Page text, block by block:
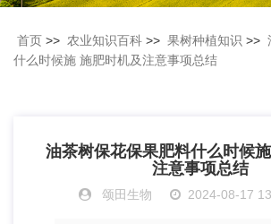
首页 >> 农业知识百科 >> 果树种植知识 >>
什么时候施 施肥时机及注意事项总结
油茶树保花保果肥料什么时候
注意事项总结
颂田生物 2024-08-17